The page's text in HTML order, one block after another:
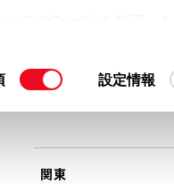
をご覧ください。設定情報
東北
関東